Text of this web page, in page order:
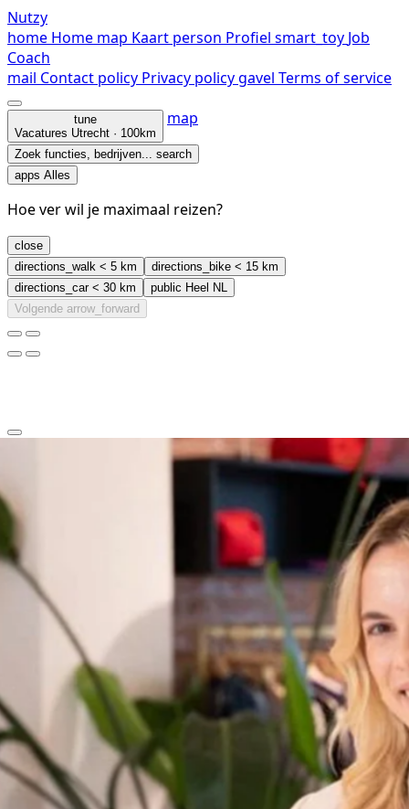
Nutzy
home Home map Kaart person Profiel smart_toy Job
Coach
mail Contact policy Privacy policygavel Terms of service
tune
Vacatures Utrecht · 100km
map
Zoek functies, bedrijven... search
apps Alles
Hoe ver wil je maximaal reizen?
close
directions_walk < 5 km directions_bike < 15 km
directions_car< 30 km public Heel NL
Volgende arrow_forward